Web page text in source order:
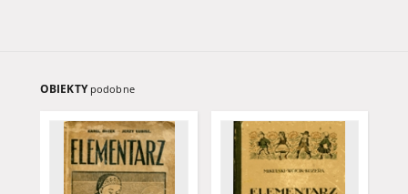
OBIEKTY podobne